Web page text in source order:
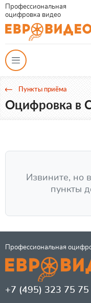
Профессиональная
оцифровка видео
Пункты приёма
Оцифровка в
Извините, но
пункты
Профессиональная
+7 (495) 323 75 75